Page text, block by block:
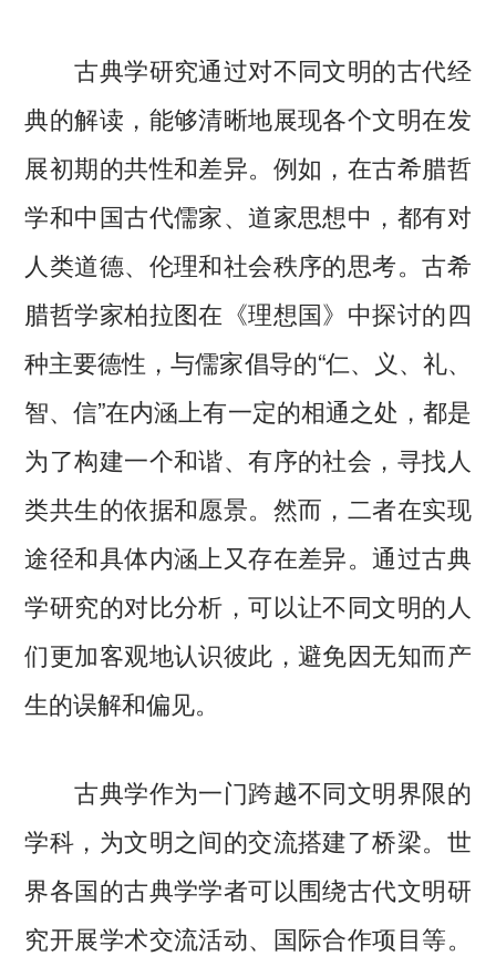
古典学研究通过对不同文明的古代经
典的解读，能够清晰地展现各个文明在发
展初期的共性和差异。例如，在古希腊哲
学和中国古代儒家、道家思想中，都有对
人类道德、伦理和社会秩序的思考。古希
腊哲学家柏拉图在《理想国》中探讨的四
种主要德性，与儒家倡导的“仁、义、礼、
智、信”在内涵上有一定的相通之处，都是
为了构建一个和谐、有序的社会，寻找人
类共生的依据和愿景。然而，二者在实现
途径和具体内涵上又存在差异。通过古典
学研究的对比分析，可以让不同文明的人
们更加客观地认识彼此，避免因无知而产
生的误解和偏见。
古典学作为一门跨越不同文明界限的
学科，为文明之间的交流搭建了桥梁。世
界各国的古典学学者可以围绕古代文明研
究开展学术交流活动、国际合作项目等。